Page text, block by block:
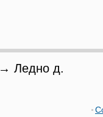
→ Ледно д.